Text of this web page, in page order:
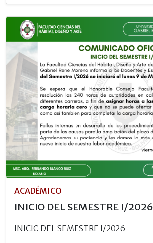
ACADÉMICO
INICIO DEL SEMESTRE I/2026
INICIO DEL SEMESTRE I/2026